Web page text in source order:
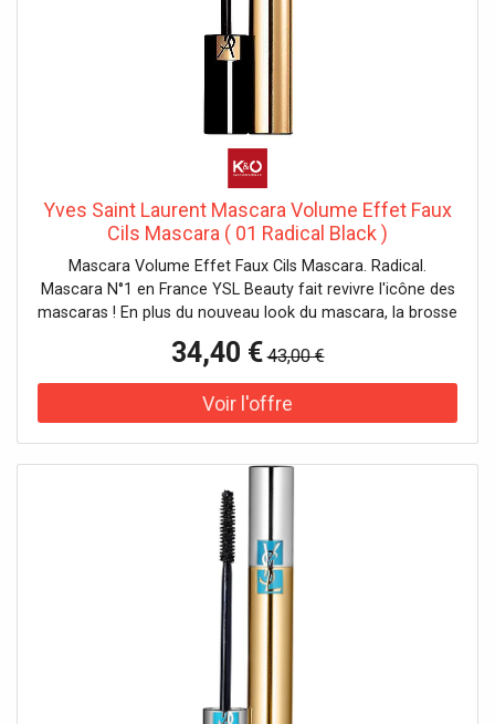
Yves Saint Laurent Mascara Volume Effet Faux
Cils Mascara ( 01 Radical Black )
Mascara Volume Effet Faux Cils Mascara. Radical.
Mascara N°1 en France YSL Beauty fait revivre l'icône des
mascaras ! En plus du nouveau look du mascara, la brosse
volume et un noir plus profond. La nouvelle brosse "BIG
VOLUME" absorbe plus de formule que jamais grâce à ses
petites fibres individuelles. Un mélange de fibres mobiles
et rigides assure un volume parfait. La formule est
vos yeux de façon spectaculaire. Application : Prélever la
couleur : Avant de retirer la brosse du flacon, faites-la
tourner légèrement dans le flacon. Cela permet de répartir
le mascara uniformément sur les poils et plus tard sur les
cils. La bonne direction : Toujours appliquer le mascara de
bas en haut. Appliquez la brosse à la racine des cils, puis
appliquez le mascara jusqu'aux pointes. Mouvements en
zigzag : Appliquez la brosse du mascara à l'extrémité
inférieure des cils et appliquez-la vers le haut en petits
mouvements de zigzag au lieu de simplement l'appliquer
en un mouvement rectiligne. Bien appliquer le mascara sur
34,40 € 43,00 €